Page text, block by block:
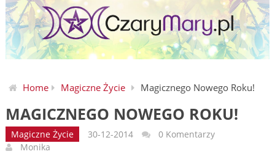
Home Magiczne Życie Magicznego Nowego Roku!
MAGICZNEGO NOWEGO ROKU!
Magiczne Życie 30-12-2014
0 Komentarzy
Monika